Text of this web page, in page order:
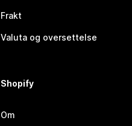
Frakt
Valuta og oversettelse
Shopify
Om